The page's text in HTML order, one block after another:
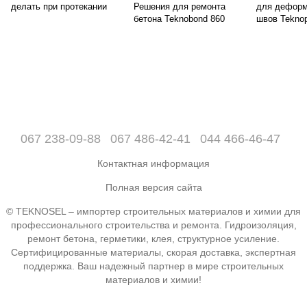
делать при протекании
Решения для ремонта
бетона Teknobond 860
для
швов
067 238-09-88 067 486-42-41 044 466-46-47
Контактная информация
Полная версия сайта
© TEKNOSEL – импортер строительных материалов и химии для
профессионального строительства и ремонта. Гидроизоляция,
ремонт бетона, герметики, клея, структурное усиление.
Сертифицированные материалы, скорая доставка, экспертная
поддержка. Ваш надежный партнер в мире строительных
материалов и химии!